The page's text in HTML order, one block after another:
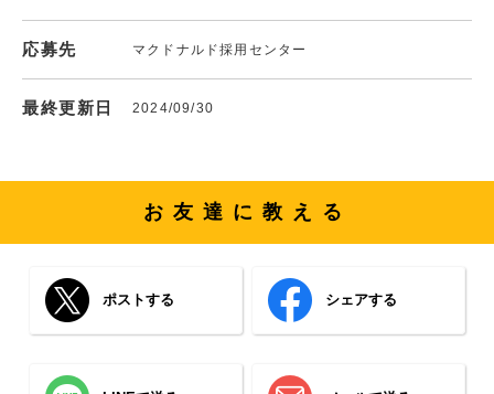
応募先 マクドナルド採用センター
最終更新日 2024/09/30
お友達に教える
ポストする シェアする